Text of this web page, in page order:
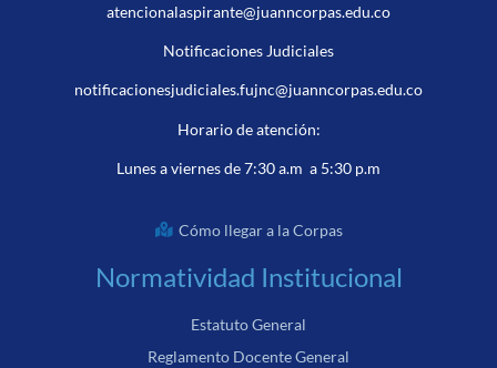
atencionalaspirante@juanncorpas.edu.co
Notificaciones Judiciales
notificacionesjudiciales.fujnc@juanncorpas.edu.co
Horario de atención:
Lunes a viernes de 7:30 a.m a 5:30 p.m
Cómo llegar a la Corpas
Normatividad Institucional
Estatuto General
Reglamento Docente General